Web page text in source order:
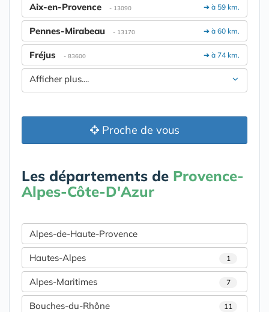
➔ à 59 km.
Aix-en-Provence - 13090
➔ à 60 km.
Pennes-Mirabeau - 13170
➔ à 74 km.
Fréjus - 83600
Afficher plus....
Proche de vous
Les départements de Provence-
Alpes-Côte-D'Azur
Alpes-de-Haute-Provence
Hautes-Alpes 1
Alpes-Maritimes 7
Bouches-du-Rhône 11